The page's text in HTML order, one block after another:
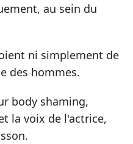
au sein du
ni simplement de
des hommes.
body shaming,
la voix de l'actrice,